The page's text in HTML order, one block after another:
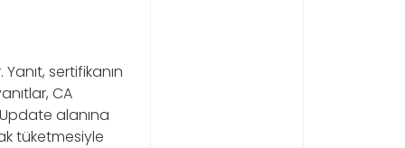
sertifikanın
CA
alanına
tüketmesiyle